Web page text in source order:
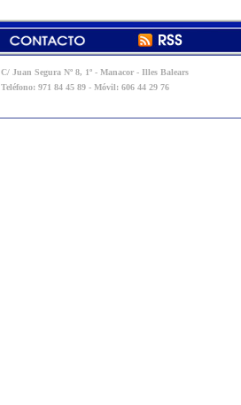
C/ Juan Segura Nº 8, 1º - Manacor - Illes Balears
Teléfono: 971 84 45 89 - Móvil: 606 44 29 76